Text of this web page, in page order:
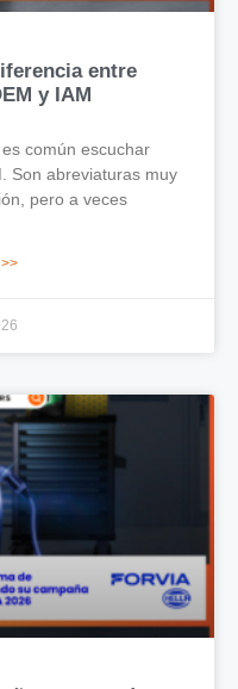
entre
y IAM
común escuchar
Son abreviaturas muy
pero a veces